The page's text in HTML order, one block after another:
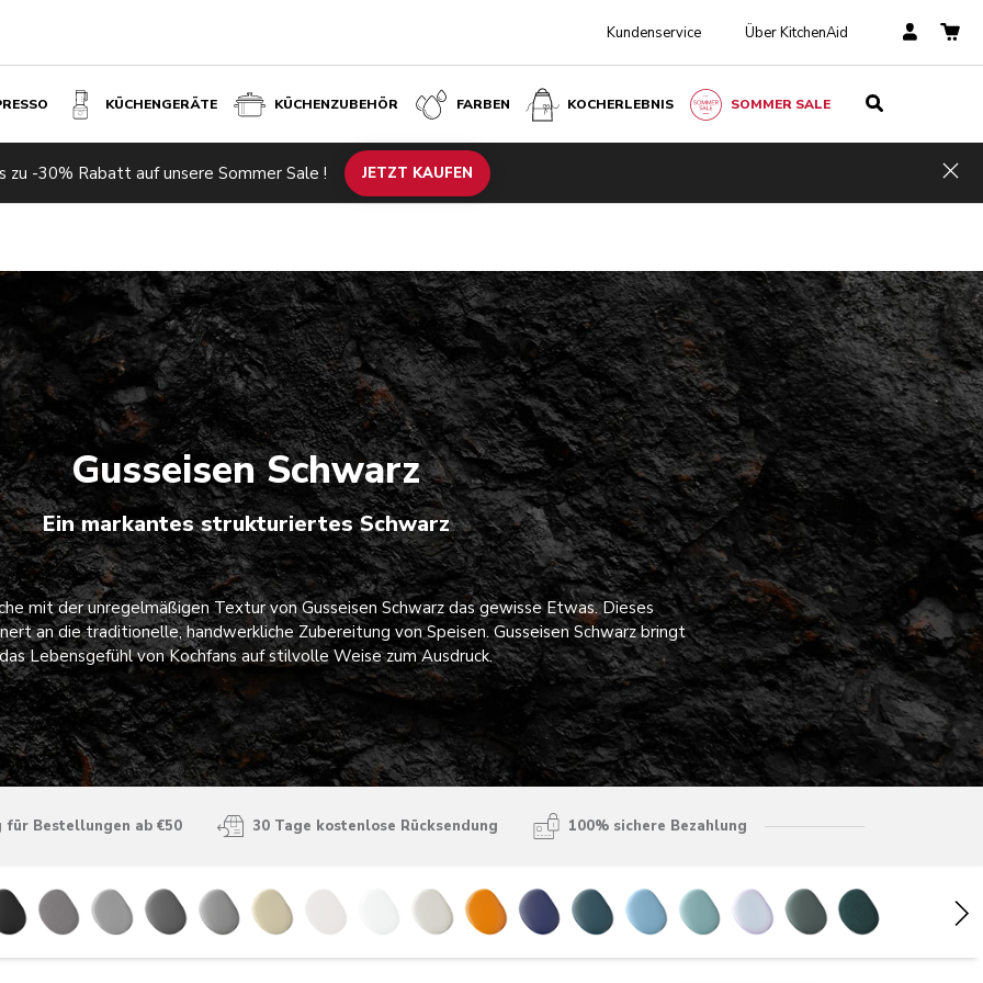
Kundenservice Über KitchenAid
KÜCHENGERÄTE KÜCHENZUBEHÖR FARBEN KOCHERLEBNIS SOMMER SALE
zu -30% Rabatt auf unsere Sommer Sale ! JETZT KAUFEN
Gusseisen Schwarz
Ein markantes strukturiertes Schwarz
mit der unregelmäßigen Textur von Gusseisen Schwarz das gewisse Etwas. Dieses
an die traditionelle, handwerkliche Zubereitung von Speisen. Gusseisen Schwarz bringt
das Lebensgefühl von Kochfans auf stilvolle Weise zum Ausdruck.
Bestellungen ab €50 30 Tage kostenlose Rücksendung 100% sichere Bezahlung